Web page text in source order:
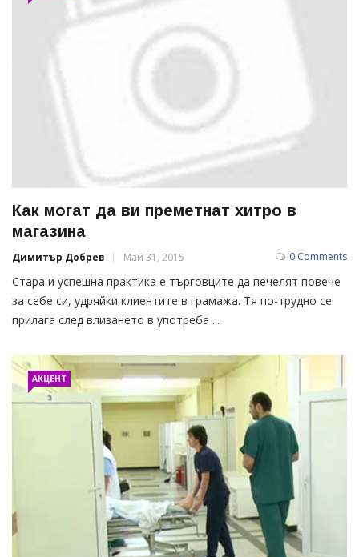
Как могат да ви преметнат хитро в
магазина
Димитър Добрев Май 31, 2015 0 Comments
Стара и успешна практика е търговците да печелят повече
за себе си, удряйки клиентите в грамажа. Тя по-трудно се
прилага след влизането в употреба ...
АКЦЕНТ